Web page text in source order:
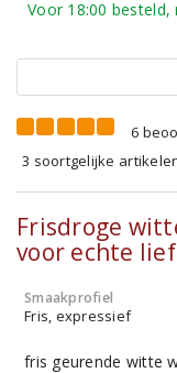
Voor 18:00 besteld,
6
3 soortgelijke
Frisdroge
voor echte
Smaakprofiel
Fris, expressief
fris geurende witte